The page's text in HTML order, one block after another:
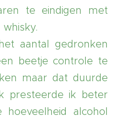
te eindigen met
aantal gedronken
beetje controle te
maar dat duurde
presteerde ik beter
alcohol